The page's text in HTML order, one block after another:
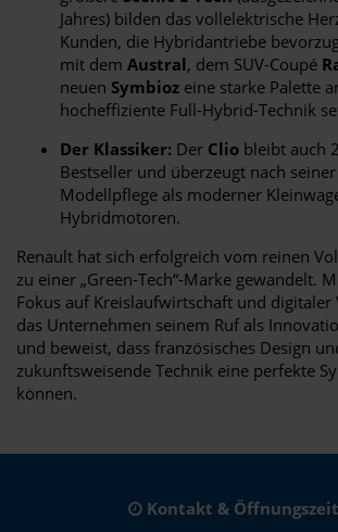
Jahres) bilden das vollelektrische
Kunden, die Hybridantriebe
mit dem Austral, dem SUV-Coupé
neuen Symbioz eine starke Palette
hocheffiziente Full-Hybrid-Technik
Der Klassiker: Der Clio bleibt auch
Bestseller und überzeugt nach
Modellpflege als moderner
Hybridmotoren.
Renault hat sich erfolgreich vom reinen
zu einer „Green-Tech“-Marke gewandelt.
Fokus auf Kreislaufwirtschaft und digitaler
das Unternehmen seinem Ruf als
und beweist, dass französisches Design
zukunftsweisende Technik eine perfekte
können.
Kontakt &